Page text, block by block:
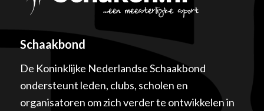
Schaakbond
De Koninklijke Nederlandse Schaakbond
ondersteunt leden, clubs, scholen en
organisatoren om zich verder te ontwikkelen in